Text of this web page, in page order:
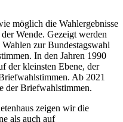
möglich die Wahlergebnisse
Wende. Gezeigt werden
zur Bundestagswahl
In den Jahren 1990
der kleinsten Ebene, der
Ab 2021
der Briefwahlstimmen.
zeigen wir die
als auch auf